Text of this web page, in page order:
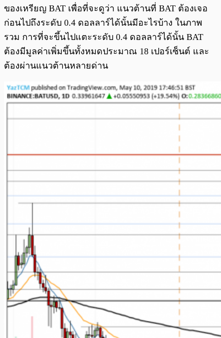
ของเหรียญ BAT เพื่อที่จะดูว่า แนวต้านที่ BAT ต้องเจอ
ก่อนไปถึงระดับ 0.4 ดอลลาร์ได้นั้นมีอะไรบ้าง ในภาพ
รวม การที่จะขึ้นไปแตะระดับ 0.4 ดอลลาร์ได้นั้น BAT
ต้องมีมูลค่าเพิ่มขึ้นทั้งหมดประมาณ 18 เปอร์เซ็นต์ และ
ต้องผ่านแนวต้านหลายด่าน